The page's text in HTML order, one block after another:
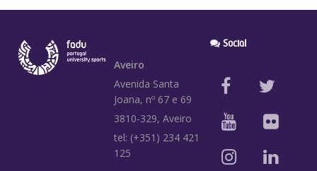
Aveiro
Avenida Santa
Joana, nº 67 e 69
3810-329, Aveiro
tel: (+351) 234 421
125
Social